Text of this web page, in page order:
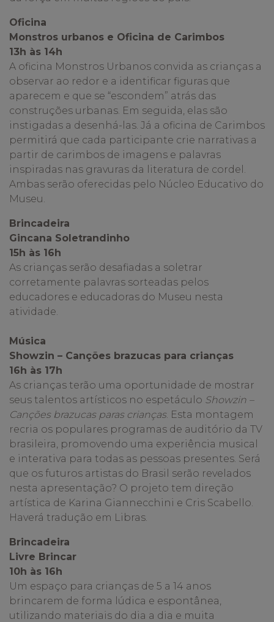
Oficina
Monstros urbanos e Oficina de Carimbos
13h às 14h
A oficina Monstros Urbanos convida as crianças a
observar ao redor e a identificar figuras que
aparecem e que se “escondem” atrás das
construções urbanas. Em seguida, elas são
instigadas a desenhá-las. Já a oficina de Carimbos
permitirá que cada participante crie narrativas a
partir de carimbos de imagens e palavras
inspiradas nas gravuras da literatura de cordel.
Ambas serão oferecidas pelo Núcleo Educativo do
Museu.
Brincadeira
Gincana Soletrandinho
15h às 16h
As crianças serão desafiadas a soletrar
corretamente palavras sorteadas pelos
educadores e educadoras do Museu nesta
atividade.
Música
Showzin – Canções brazucas para crianças
16h às 17h
As crianças terão uma oportunidade de mostrar
seus talentos artísticos no espetáculo Showzin –
Canções brazucas paras crianças. Esta montagem
recria os populares programas de auditório da TV
brasileira, promovendo uma experiência musical
e interativa para todas as pessoas presentes. Será
que os futuros artistas do Brasil serão revelados
nesta apresentação? O projeto tem direção
artística de Karina Giannecchini e Cris Scabello.
Haverá tradução em Libras.
Brincadeira
Livre Brincar
10h às 16h
Um espaço para crianças de 5 a 14 anos
brincarem de forma lúdica e espontânea,
utilizando materiais do dia a dia e muita